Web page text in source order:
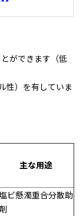
ができます（低
性）を有していま
主な用途
ビ懸濁重合分散助